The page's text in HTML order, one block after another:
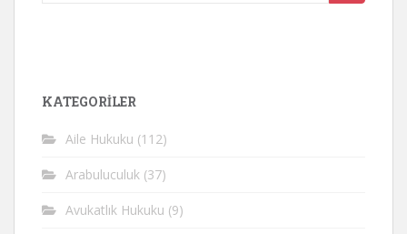
KATEGORİLER
Aile Hukuku (112)
Arabuluculuk (37)
Avukatlık Hukuku (9)